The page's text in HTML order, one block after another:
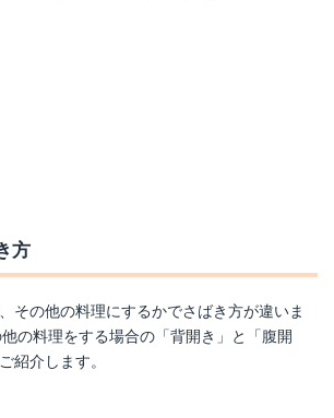
方
その他の料理にするかでさばき方が違いま
の料理をする場合の「背開き」と「腹開
紹介します。